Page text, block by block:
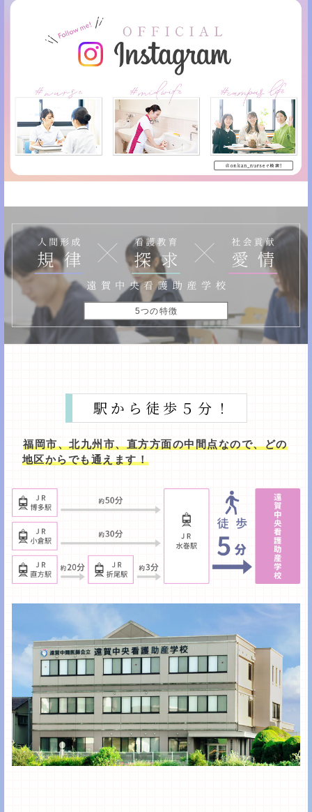
5つの特徴
駅から徒歩５分！
福岡市、北九州市、直方方面の中間点なので、どの
地区からでも通えます！